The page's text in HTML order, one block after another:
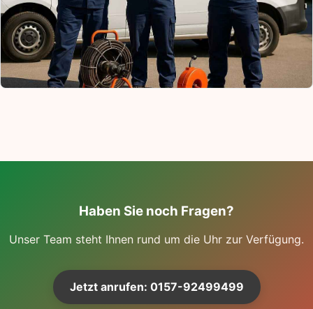
Haben Sie noch Fragen?
Unser Team steht Ihnen rund um die Uhr zur Verfügung.
Jetzt anrufen: 0157-92499499